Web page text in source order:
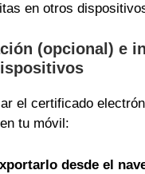
en otros
(opcional) e
el certificado
tu móvil:
desde el